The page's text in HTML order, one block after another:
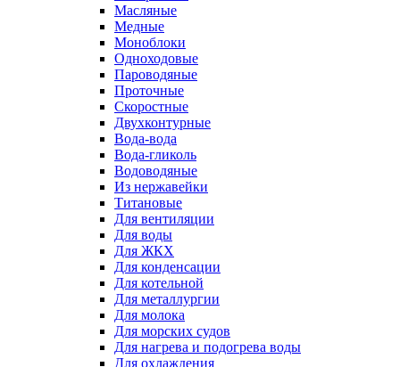
Масляные
Медные
Моноблоки
Одноходовые
Пароводяные
Проточные
Скоростные
Двухконтурные
Вода-вода
Вода-гликоль
Водоводяные
Из нержавейки
Титановые
Для вентиляции
Для воды
Для ЖКХ
Для конденсации
Для котельной
Для металлургии
Для молока
Для морских судов
Для нагрева и подогрева воды
Для охлаждения